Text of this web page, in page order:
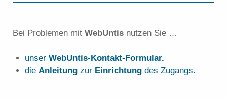
Bei Problemen mit WebUntis nutzen Sie …
unser WebUntis-Kontakt-Formular.
die Anleitung zur Einrichtung des Zugangs.